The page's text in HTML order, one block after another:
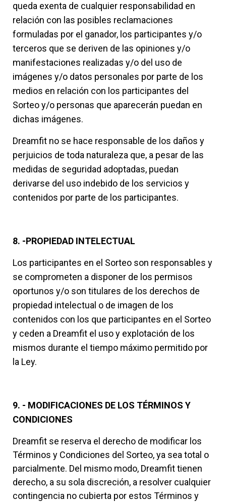
queda exenta de cualquier responsabilidad en
relación con las posibles reclamaciones
formuladas por el ganador, los participantes y/o
terceros que se deriven de las opiniones y/o
manifestaciones realizadas y/o del uso de
imágenes y/o datos personales por parte de los
medios en relación con los participantes del
Sorteo y/o personas que aparecerán puedan en
dichas imágenes.
Dreamfit no se hace responsable de los daños y
perjuicios de toda naturaleza que, a pesar de las
medidas de seguridad adoptadas, puedan
derivarse del uso indebido de los servicios y
contenidos por parte de los participantes.
8. -PROPIEDAD INTELECTUAL
Los participantes en el Sorteo son responsables y
se comprometen a disponer de los permisos
oportunos y/o son titulares de los derechos de
propiedad intelectual o de imagen de los
contenidos con los que participantes en el Sorteo
y ceden a Dreamfit el uso y explotación de los
mismos durante el tiempo máximo permitido por
la Ley.
9. - MODIFICACIONES DE LOS TÉRMINOS Y
CONDICIONES
Dreamfit se reserva el derecho de modificar los
Términos y Condiciones del Sorteo, ya sea total o
parcialmente. Del mismo modo, Dreamfit tienen
derecho, a su sola discreción, a resolver cualquier
contingencia no cubierta por estos Términos y